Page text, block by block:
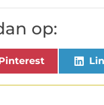
op: